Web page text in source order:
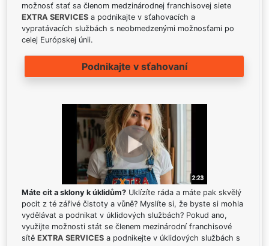
možnosť stať sa členom medzinárodnej franchisovej siete
EXTRA SERVICES a podnikajte v sťahovacích a
vypratávacích službách s neobmedzenými možnosťami po
celej Európskej únii.
Podnikajte v sťahovaní
Máte cit a sklony k úklidům? Uklízíte ráda a máte pak skvělý
pocit z té zářivé čistoty a vůně? Myslíte si, že byste si mohla
vydělávat a podnikat v úklidových službách? Pokud ano,
využijte možnosti stát se členem mezinárodní franchisové
sítě EXTRA SERVICES a podnikejte v úklidových službách s